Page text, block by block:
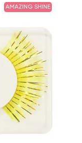
AMAZING SHINE